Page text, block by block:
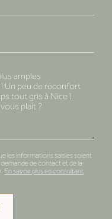
les informations saisies soient
de contact et de la
En savoir plus en consultant